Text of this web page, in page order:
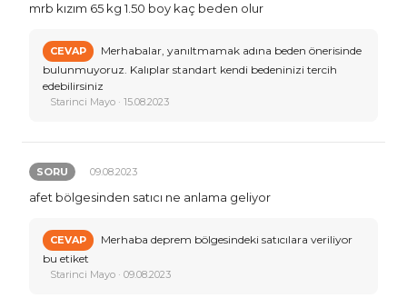
mrb kızım 65 kg 1.50 boy kaç beden olur
CEVAP
Merhabalar, yanıltmamak adına beden önerisinde
bulunmuyoruz. Kalıplar standart kendi bedeninizi tercih
edebilirsiniz
Starinci Mayo · 15.08.2023
SORU 09.08.2023
afet bölgesinden satıcı ne anlama geliyor
CEVAP
Merhaba deprem bölgesindeki satıcılara veriliyor
bu etiket
Starinci Mayo · 09.08.2023